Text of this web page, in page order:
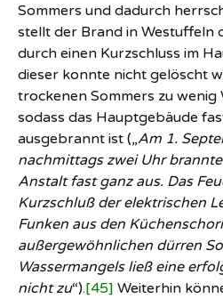
Sommers und dadurch
stellt der Brand in Westuffeln
durch einen Kurzschluss im
dieser konnte nicht gelöscht
trockenen Sommers zu wenig
sodass das Hauptgebäude
ausgebrannt ist („Am 1.
nachmittags zwei Uhr
Anstalt fast ganz aus. Das
Kurzschluß der elektrischen
Funken aus den
außergewöhnlichen dürren
Wassermangels ließ eine
nicht zu“).[45] Weiterhin